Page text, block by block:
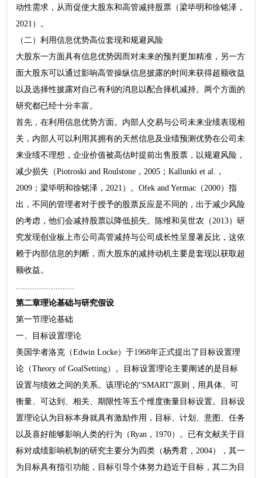
动性需求，从而促使大股东和高管减持股票（梁毕明和徐铭泽，
2021）。
（二）利用信息优势高位套现和规避风险
大股东一方面具有信息优势因而对未来的预判更加精准，另一方
面大股东可以通过影响高管操纵信息披露的时间来获得超额收益
以及选择性披露对自己有利的消息以配合择机减持。两个方面的
研究都已经十分丰富。
首先，在利用信息优势方面。内部人交易与公司未来业绩表现相
关，内部人可以利用其拥有的天然信息及业绩预测优势在公司未
来业绩不理想，企业价值被高估时提前出售股票，以规避风险，
减少损失（Piotroski and Roulstone，2005；Kallunki et al.，
2009；梁毕明和徐铭泽，2021）。Ofek and Yermac（2000）指
出，不同的管理者对于授予的股票反应是不同的，出于减少风险
的考虑，他们会减持股票以降低损失。陈维和吴世农（2013）研
究发现创业板上市公司高管减持与公司成长性呈显著反比，这依
赖于内部信息的判断，而大股东的减持动机主要是套现以获取超
额收益。
第二章理论基础与研究假设
第一节理论基础
一、目标设置理论
美国学者洛克（Edwin Locke）于1968年正式提出了目标设置理
论（Theory of GoalSetting）。目标设置理论主要阐述的是目标
设置与绩效之间的关系。该理论的“SMART”原则，用具体、可
衡量、可达到、相关、期限性等五个维度衡量目标设置。目标设
置理论认为目标本身就具有激励作用，目标、计划、意图、任务
以及喜好能够影响人类的行为（Ryan，1970）。已有文献关于目
标对成绩影响机制的研究主要分为四类（杨秀君，2004），其一
为目标具有指引功能，目标引导个体努力趋近于目标，其二为目